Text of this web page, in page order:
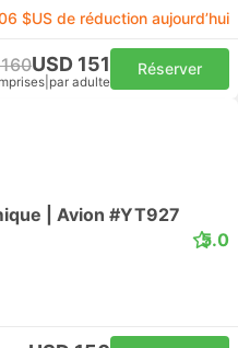
$US de réduction aujourd’hui
USD 151
par adulte
Réserver
| Avion #YT927
5.0